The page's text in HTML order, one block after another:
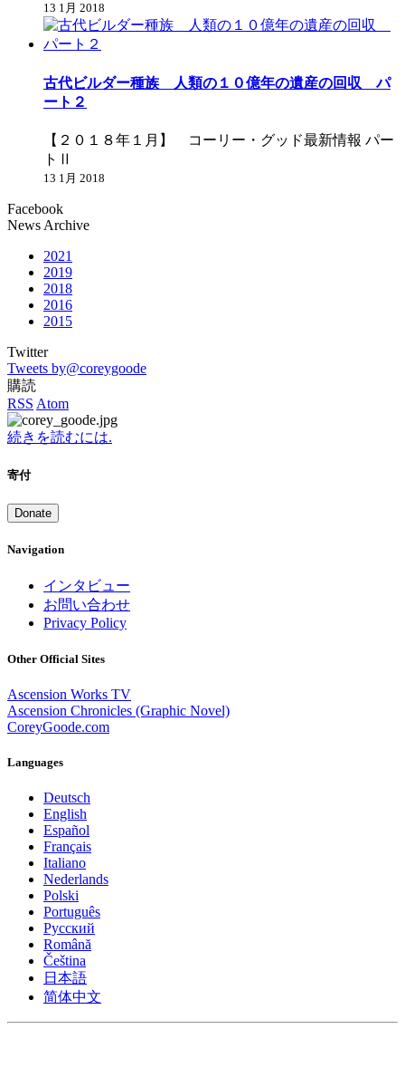
13 1月 2018
古代ビルダー種族 人類の１０億年の遺産の回収 パ
ート２
【２０１８年１月】 コーリー・グッド最新情報 パー
トⅡ
13 1月 2018
Facebook
News Archive
2021
2019
2018
2016
2015
Twitter
Tweets by@coreygoode
購読
RSS Atom
続きを読むには.
寄付
Donate
Navigation
インタビュー
お問い合わせ
Privacy Policy
Other Official Sites
Ascension Works TV
Ascension Chronicles (Graphic Novel)
CoreyGoode.com
Languages
Deutsch
English
Español
Français
Italiano
Nederlands
Polski
Português
Pусский
Română
Čeština
日本語
简体中文